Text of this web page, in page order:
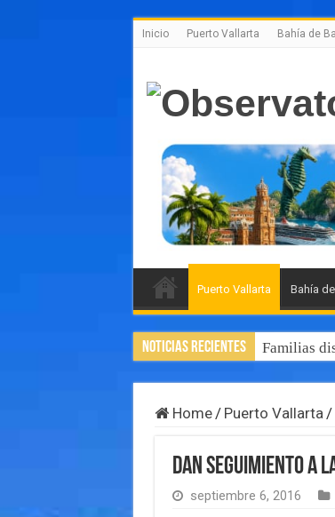
Inicio Puerto Vallarta Bahía de
Puerto Vallarta Bahía
Noticias Recientes Familias
Home / Puerto Vallarta /
Dan seguimiento a
septiembre 6, 2016